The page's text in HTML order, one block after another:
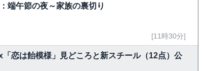
端午節の夜～家族の裏切り
[11時30分]
恋は飴模様」見どころと新スチール（12点）公